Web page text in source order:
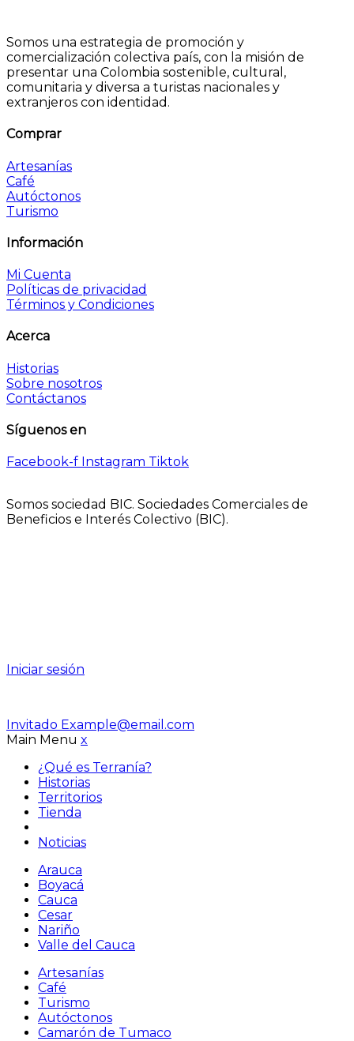
Somos una estrategia de promoción y
comercialización colectiva país, con la misión de
presentar una Colombia sostenible, cultural,
comunitaria y diversa a turistas nacionales y
extranjeros con identidad.
Comprar
Artesanías
Café
Autóctonos
Turismo
Información
Mi Cuenta
Políticas de privacidad
Términos y Condiciones
Acerca
Historias
Sobre nosotros
Contáctanos
Síguenos en
Facebook-f Instagram Tiktok
Somos sociedad BIC. Sociedades Comerciales de
Beneficios e Interés Colectivo (BIC).
Iniciar sesión
Invitado Example@email.com
Main Menu x
¿Qué es Terranía?
Historias
Territorios
Tienda
Noticias
Arauca
Boyacá
Cauca
Cesar
Nariño
Valle del Cauca
Artesanías
Café
Turismo
Autóctonos
Camarón de Tumaco